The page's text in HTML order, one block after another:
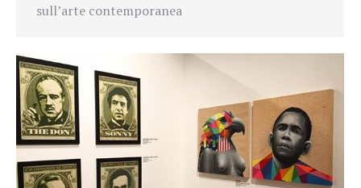
sull’arte contemporanea